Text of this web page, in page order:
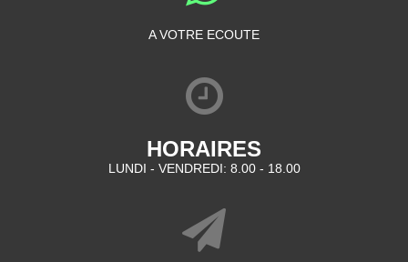
A VOTRE ECOUTE
HORAIRES
LUNDI - VENDREDI: 8.00 - 18.00